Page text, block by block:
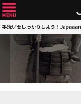
手洗いをしっかりしよう！Japaaan